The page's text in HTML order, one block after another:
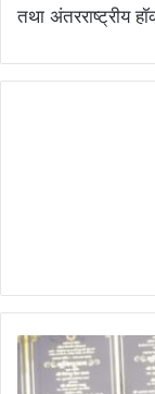
तथा अंतरराष्ट्रीय